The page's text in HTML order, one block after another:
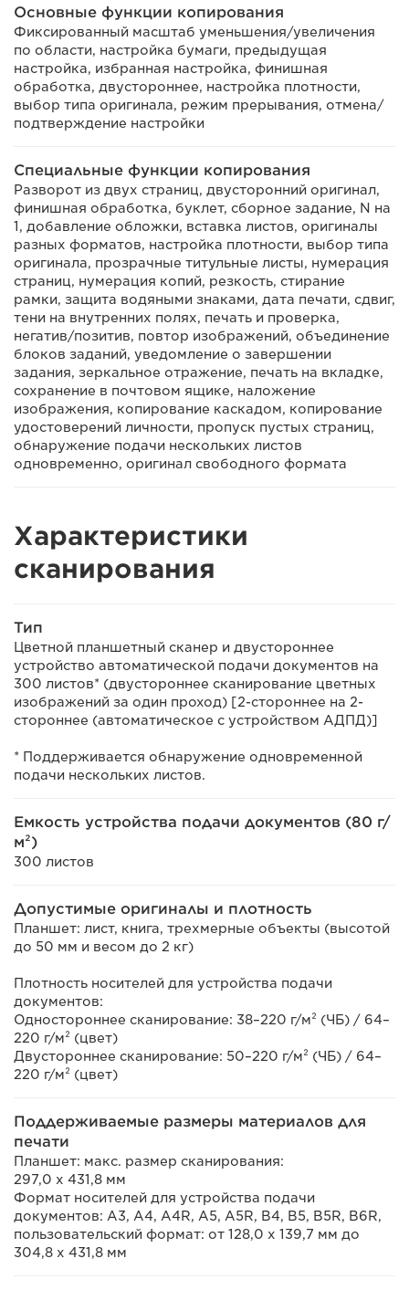
Основные функции копирования
Фиксированный масштаб уменьшения/увеличения
по области, настройка бумаги, предыдущая
настройка, избранная настройка, финишная
обработка, двустороннее, настройка плотности,
выбор типа оригинала, режим прерывания, отмена/
подтверждение настройки
Специальные функции копирования
Разворот из двух страниц, двусторонний оригинал,
финишная обработка, буклет, сборное задание, N на
1, добавление обложки, вставка листов, оригиналы
разных форматов, настройка плотности, выбор типа
оригинала, прозрачные титульные листы, нумерация
страниц, нумерация копий, резкость, стирание
рамки, защита водяными знаками, дата печати, сдвиг,
тени на внутренних полях, печать и проверка,
негатив/позитив, повтор изображений, объединение
блоков заданий, уведомление о завершении
задания, зеркальное отражение, печать на вкладке,
сохранение в почтовом ящике, наложение
изображения, копирование каскадом, копирование
удостоверений личности, пропуск пустых страниц,
обнаружение подачи нескольких листов
одновременно, оригинал свободного формата
Характеристики
сканирования
Тип
Цветной планшетный сканер и двустороннее
устройство автоматической подачи документов на
300 листов* (двустороннее сканирование цветных
изображений за один проход) [2-стороннее на 2-
стороннее (автоматическое с устройством АДПД)]
* Поддерживается обнаружение одновременной
подачи нескольких листов.
Емкость устройства подачи документов (80 г/
м²)
300 листов
Допустимые оригиналы и плотность
Планшет: лист, книга, трехмерные объекты (высотой
до 50 мм и весом до 2 кг)
Плотность носителей для устройства подачи
документов:
Одностороннее сканирование: 38–220 г/м² (ЧБ) / 64–
220 г/м² (цвет)
Двустороннее сканирование: 50–220 г/м² (ЧБ) / 64–
220 г/м² (цвет)
Поддерживаемые размеры материалов для
печати
Планшет: макс. размер сканирования:
297,0 x 431,8 мм
Формат носителей для устройства подачи
документов: A3, A4, A4R, A5, A5R, B4, B5, B5R, B6R,
пользовательский формат: от 128,0 x 139,7 мм до
304,8 x 431,8 мм